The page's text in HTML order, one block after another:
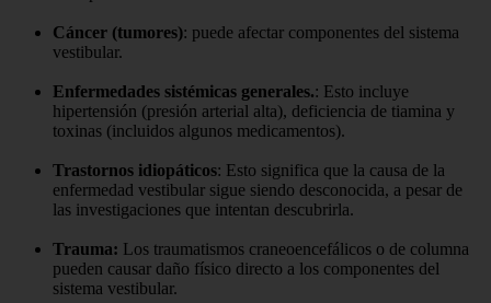
Cáncer (tumores): puede afectar componentes del sistema
vestibular.
Enfermedades sistémicas generales.: Esto incluye
hipertensión (presión arterial alta), deficiencia de tiamina y
toxinas (incluidos algunos medicamentos).
Trastornos idiopáticos: Esto significa que la causa de la
enfermedad vestibular sigue siendo desconocida, a pesar de
las investigaciones que intentan descubrirla.
Trauma: Los traumatismos craneoencefálicos o de columna
pueden causar daño físico directo a los componentes del
sistema vestibular.